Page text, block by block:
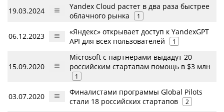
19.03.2024
Yandex Cloud растет в два раза быстрее
облачного рынка
1
06.12.2023
«Яндекс» открывает доступ к YandexGPT
API для всех пользователей
1
15.09.2020
Microsoft с партнерами выдадут 20
российским стартапам помощь в $3 млн
1
03.07.2020
Финалистами программы Global Pilots
стали 18 российских стартапов
2